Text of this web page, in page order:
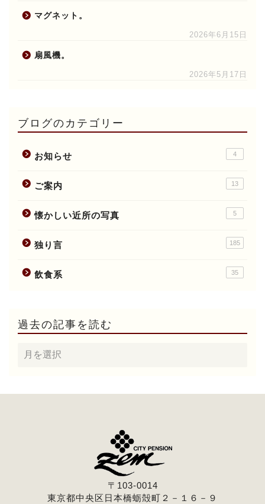
マグネット。
2026年6月15日
扇風機。
2026年5月17日
ブログのカテゴリー
お知らせ 4
ご案内 13
懐かしい近所の写真 5
独り言 185
飲食系 35
過去の記事を読む
〒103-0014
東京都中央区日本橋蛎殻町２－１６－９